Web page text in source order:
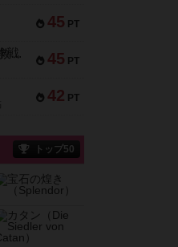
45 PT
45 PT
Bitter End ブタペスト救出作戦
42 PT
トップ50